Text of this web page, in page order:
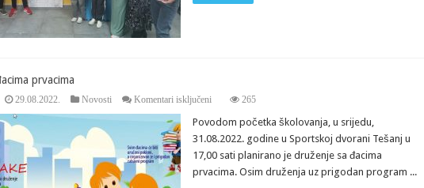
prvacima
29.08.2022. Novosti Komentari isključeniza
sa
đacima
265
Povodom početka školovanja, u srijedu,
31.08.2022. godine u Sportskoj dvorani Tešanj u
17,00 sati planirano je druženje sa đacima
prvacima. Osim druženja uz prigodan program ...